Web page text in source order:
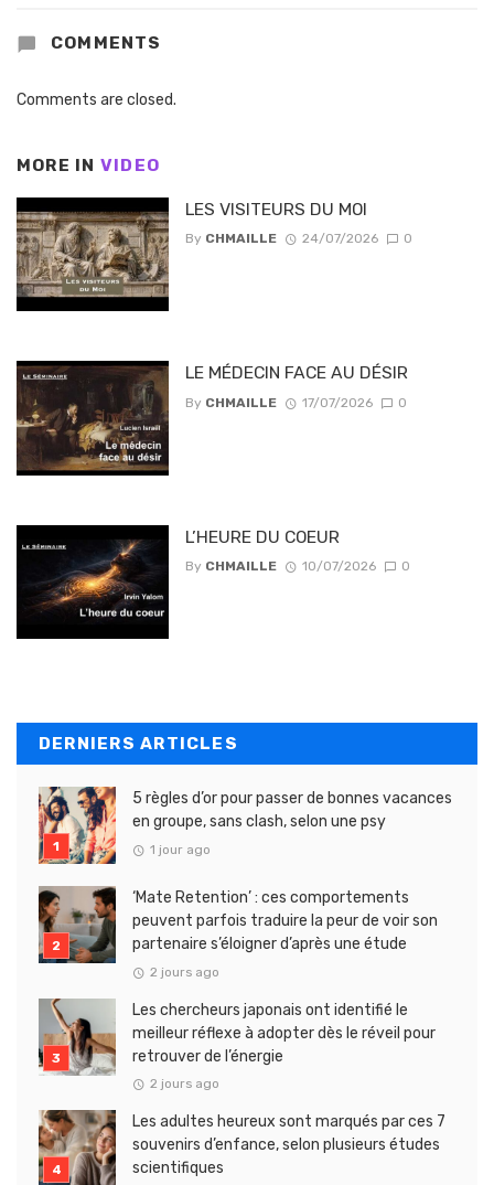
COMMENTS
Comments are closed.
MORE IN VIDEO
LES VISITEURS DU MOI
By CHMAILLE 24/07/2026 0
LE MÉDECIN FACE AU DÉSIR
By CHMAILLE 17/07/2026 0
L’HEURE DU COEUR
By CHMAILLE 10/07/2026 0
DERNIERS ARTICLES
5 règles d’or pour passer de bonnes vacances
en groupe, sans clash, selon une psy
1 jour ago
‘Mate Retention’ : ces comportements
peuvent parfois traduire la peur de voir son
partenaire s’éloigner d’après une étude
2 jours ago
Les chercheurs japonais ont identifié le
meilleur réflexe à adopter dès le réveil pour
retrouver de l’énergie
2 jours ago
Les adultes heureux sont marqués par ces 7
souvenirs d’enfance, selon plusieurs études
scientifiques